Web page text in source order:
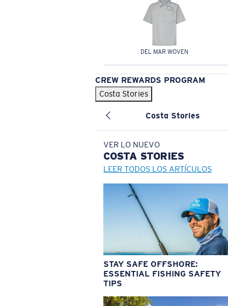
DEL MAR WOVEN
CREW REWARDS PROGRAM
Costa Stories
Costa Stories
VER LO NUEVO
COSTA STORIES
LEER TODOS LOS ARTÍCULOS
STAY SAFE OFFSHORE:
ESSENTIAL FISHING SAFETY
TIPS